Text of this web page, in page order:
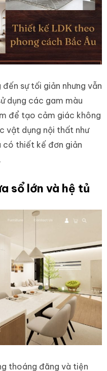
sự tối giản nhưng vẫn
dụng các gam màu
để tạo cảm giác không
vật dụng nội thất như
có thiết kế đơn giản
sổ lớn và hệ tủ
thoáng đãng và tiện